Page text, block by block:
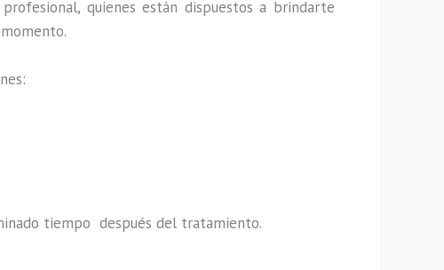
quienes están dispuestos a brindarte
tiempo después del tratamiento.